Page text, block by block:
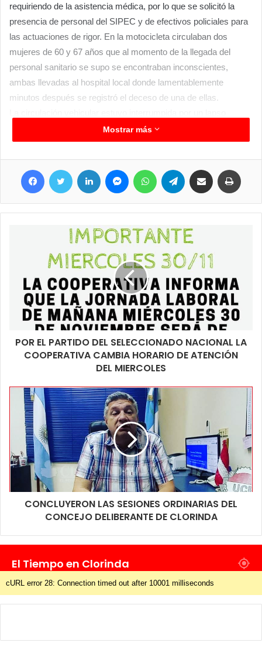
requiriendo de la asistencia médica, por lo que se solicitó la
presencia de personal del SIPEC y de efectivos policiales para
las actuaciones de rigor. En la motocicleta circulaban dos
mujeres de 60 y 67 años que al momento de la llegada del
personal sanitario se supo se encontraban inconscientes,
ambas llevadas al hospital local donde lamentablemente
minutos después se registró el deceso de una de ellas.
importante hasta tanto los agentes de criminalística culminaran
con las tareas pertinentes, así mismo trascendió que se
encontró en el lugar un casco protector. Personal interviniente
pudo confirmar que la persona fallecida se trataba de Gladis
Villamayor de 60 años, en tanto que su acompañante se trataba
de Heriberta Villamayor de 67 años que estaba siendo asistida
cabeza y otras partes del cuerpo.
Mostrar más
Facebook Twitter LinkedIn MessengerWhatsApp Telegram Compartir por correo electrónico
POR EL PARTIDO DEL SELECCIONADO NACIONAL LA
COOPERATIVA CAMBIA HORARIO DE ATENCIÓN
DEL MIERCOLES
CONCLUYERON LAS SESIONES ORDINARIAS DEL
CONCEJO DELIBERANTE DE CLORINDA
El Tiempo en Clorinda
cURL error 28: Connection timed out after 10001 milliseconds